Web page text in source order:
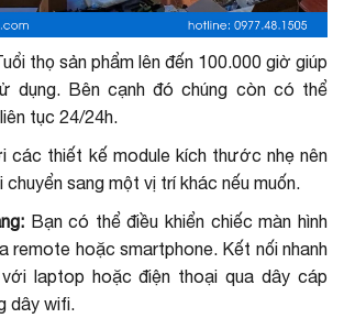
thọ sản phẩm lên đến 100.000 giờ giúp
dụng. Bên cạnh đó chúng còn có thể
tục 24/24h.
các thiết kế module kích thước nhẹ nên
sang một vị trí khác nếu muốn.
Bạn có thể điều khiển chiếc màn hình
remote hoặc smartphone. Kết nối nhanh
laptop hoặc điện thoại qua dây cáp
dây wifi.